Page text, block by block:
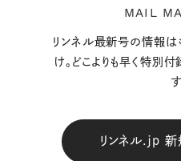
MAIL
リンネル最新号の情報は
け。どこよりも早く特別
す
リンネル.jp